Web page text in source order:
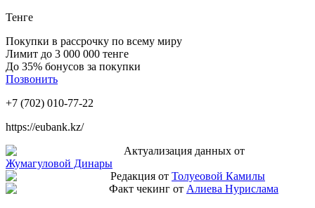
Тенге
Покупки в рассрочку по всему миру
Лимит до 3 000 000 тенге
До 35% бонусов за покупки
Позвонить
+7 (702) 010-77-22
https://eubank.kz/
Актуализация данных от
Жумагуловой Динары
Редакция от Толуеовой Камилы
Факт чекинг от Алиева Нурислама